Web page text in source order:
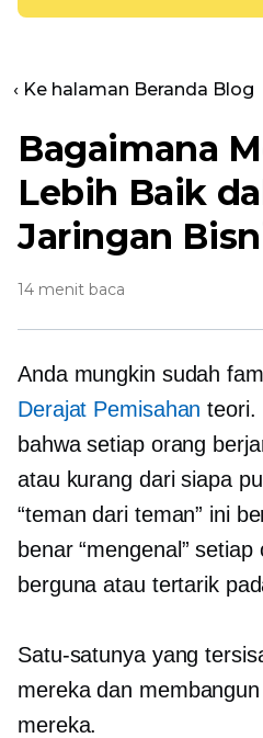
‹ Ke halaman Beranda Blog
Bagaimana
Lebih Baik
Jaringan
14 menit baca
Anda mungkin sudah
Derajat Pemisahan teori.
bahwa setiap orang
atau kurang dari siapa
“teman dari teman” ini
benar “mengenal”
berguna atau tertarik
Satu-satunya yang
mereka dan
mereka.